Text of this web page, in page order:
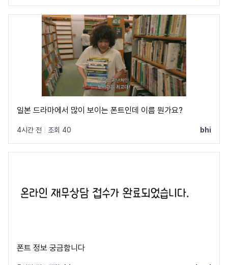
일본 드라마에서 많이 보이는 폰트인데 이름 뭔가요?
4시간 전 조회 40 bhi
폰트 정보 궁금함니다